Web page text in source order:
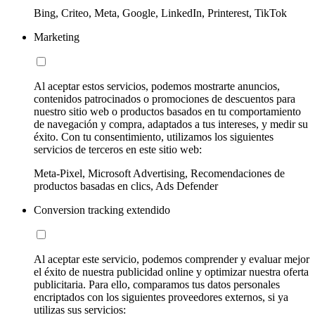
Bing, Criteo, Meta, Google, LinkedIn, Printerest, TikTok
Marketing
Al aceptar estos servicios, podemos mostrarte anuncios,
contenidos patrocinados o promociones de descuentos para
nuestro sitio web o productos basados en tu comportamiento
de navegación y compra, adaptados a tus intereses, y medir su
éxito. Con tu consentimiento, utilizamos los siguientes
servicios de terceros en este sitio web:
Meta-Pixel, Microsoft Advertising, Recomendaciones de
productos basadas en clics, Ads Defender
Conversion tracking extendido
Al aceptar este servicio, podemos comprender y evaluar mejor
el éxito de nuestra publicidad online y optimizar nuestra oferta
publicitaria. Para ello, comparamos tus datos personales
encriptados con los siguientes proveedores externos, si ya
utilizas sus servicios: